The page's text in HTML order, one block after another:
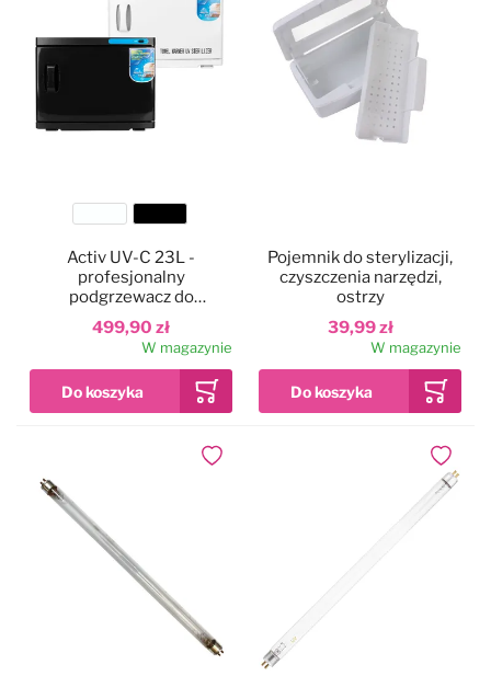
Kolor
499,90 zł
Activ UV-C 23L -
profesjonalny
podgrzewacz do
ręczników ze
sterylizatorem UV
W magazynie
39,99 zł
Pojemnik do sterylizacji,
czyszczenia narzędzi,
ostrzy
W magazynie
Dodaj do ulubionych Dodaj